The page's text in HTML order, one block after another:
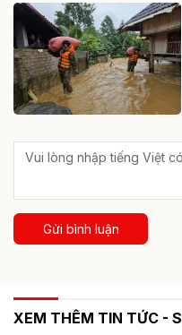
Gửi bình luận
XEM THÊM TIN TỨC -